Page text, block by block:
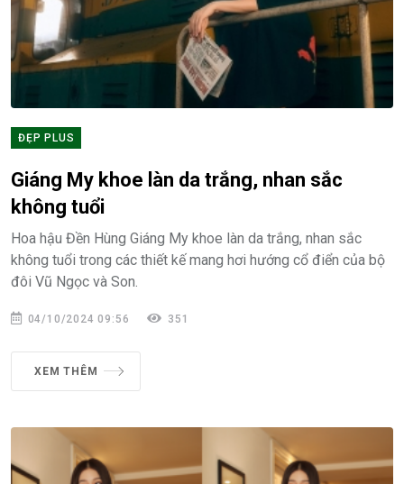
ĐẸP PLUS
Giáng My khoe làn da trắng, nhan sắc
không tuổi
Hoa hậu Đền Hùng Giáng My khoe làn da trắng, nhan sắc
không tuổi trong các thiết kế mang hơi hướng cổ điển của bộ
đôi Vũ Ngọc và Son.
04/10/2024 09:56 351
XEM THÊM